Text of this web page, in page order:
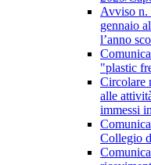
Avviso n.
gennaio
l’anno
"plastic
Circolare
alle
immessi
Collegio